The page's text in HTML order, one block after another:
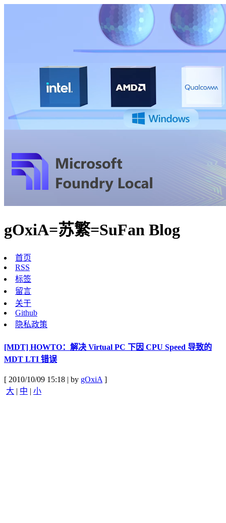
gOxiA=苏繁=SuFan Blog
首页
RSS
标签
留言
关于
Github
隐私政策
[MDT] HOWTO：解决 Virtual PC 下因 CPU Speed 导致的
MDT LTI 错误
[ 2010/10/09 15:18 | by gOxiA]
大 | 中 | 小